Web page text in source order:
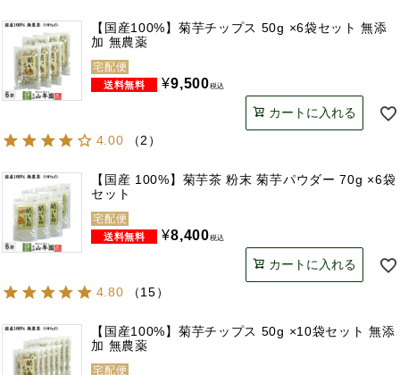
【国産100%】菊芋チップス 50g ×6袋セット 無添
加 無農薬
宅配便
¥9,500税込
カートに入れる
4.00
（2 ）
【国産 100%】菊芋茶 粉末 菊芋パウダー 70g ×6袋
セット
宅配便
¥8,400税込
カートに入れる
4.80
（15）
【国産100%】菊芋チップス 50g ×10袋セット 無添
加 無農薬
宅配便